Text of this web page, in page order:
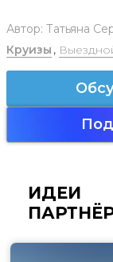
Автор: Татьяна
Круизы ,
ИДЕИ